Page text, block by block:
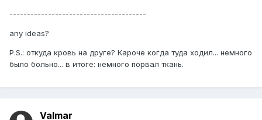
---------------------------------------
any ideas?
P.S.: откуда кровь на друге? Кароче когда туда ходил... немного
было больно... в итоге: немного порвал ткань.
Valmar